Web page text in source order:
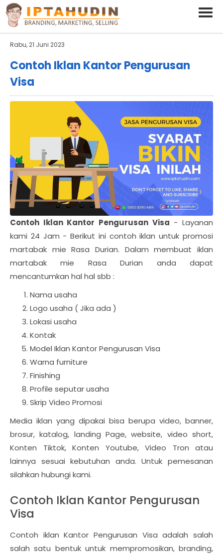
BARAND ANDA
Deskripsi Singkat Saja
Rabu, 21 Juni 2023
Contoh Iklan Kantor Pengurusan
Visa
Contoh Iklan Kantor Pengurusan Visa - Layanan
kami 24 Jam - Berikut ini contoh iklan untuk promosi
martabak mie Rasa Durian. Dalam membuat iklan
martabak mie Rasa Durian anda dapat
mencantumkan hal hal sbb :
Nama usaha
Logo usaha ( Jika ada )
Lokasi usaha
Kontak
Model Iklan Kantor Pengurusan Visa
Warna furniture
Finishing
Profile seputar usaha
Skrip Video Promosi
Media iklan yang dipakai bisa berupa video, banner,
brosur, katalog, landing Page, website, video short,
Konten Tiktok, Konten Youtube, Video Tron atau
lainnya sesuai kebutuhan anda. Untuk pemesanan
silahkan hubungi kami.
Contoh Iklan Kantor Pengurusan
Visa
Contoh iklan Kantor Pengurusan Visa adalah salah
salah satu bentuk untuk mempromosikan, branding,